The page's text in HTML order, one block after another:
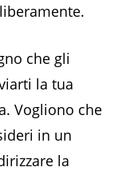
che gli
la tua
Vogliono che
in un
la